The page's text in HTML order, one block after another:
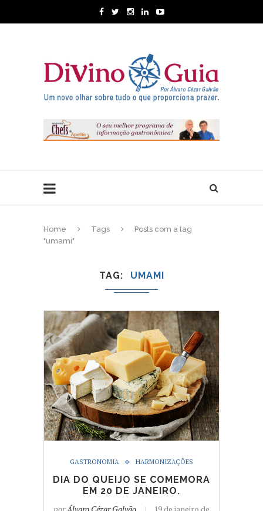
Home Tags
Posts com a tag
"umami"
TAG UMAMI
GASTRONOMIA HARMONIZAÇÕES
DIA DO QUEIJO SE COMEMORA
EM 20 DE JANEIRO.